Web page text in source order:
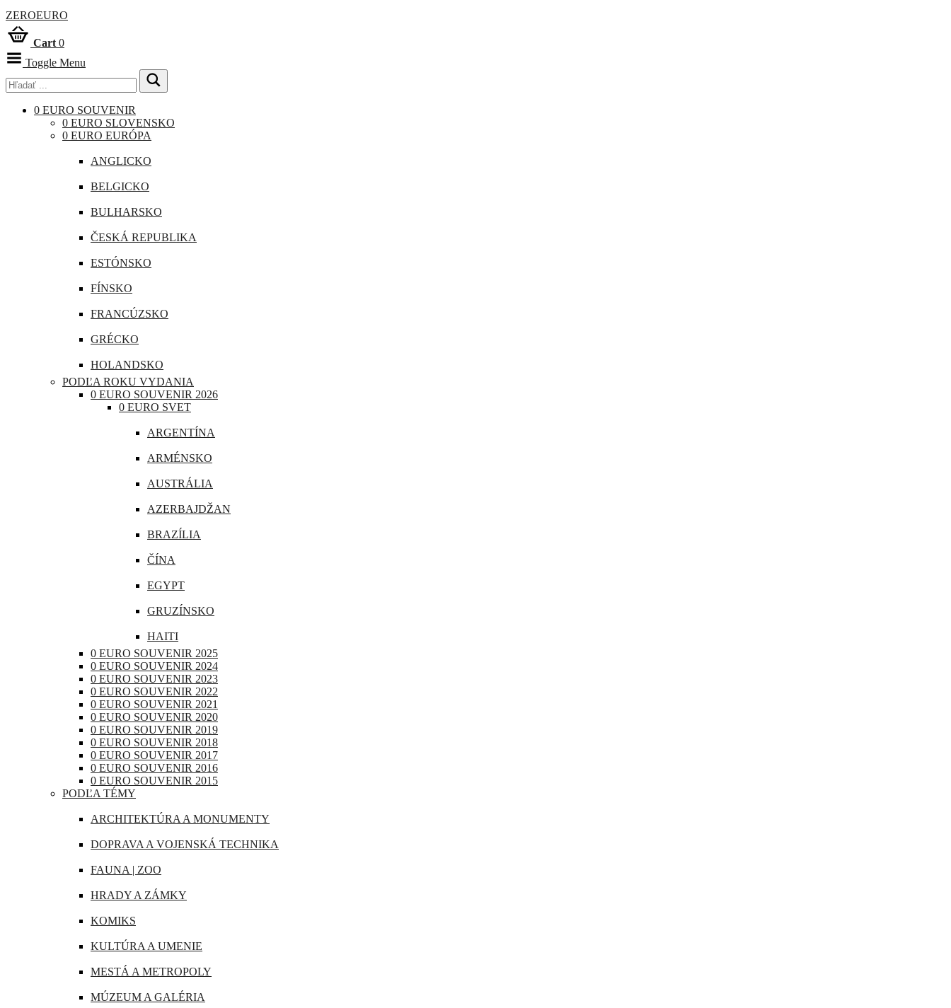
ZEROEURO
Cart 0
Toggle Menu
0 EURO SOUVENIR
0 EURO SLOVENSKO
0 EURO EURÓPA
ANGLICKO
BELGICKO
BULHARSKO
ČESKÁ REPUBLIKA
ESTÓNSKO
FÍNSKO
FRANCÚZSKO
GRÉCKO
HOLANDSKO
CHORVÁTSKO
ÍRSKO
LOTYŠSKO
LUXEMBURSKO
MAĎARSKO
NEMECKO
PORTUGALSKO
RAKÚSKO
RUMUNSKO
RUSKO
SAN MARÍNO
SLOVINSKO
ŠPANIELSKO
ŠVAJČIARSKO
ŠVÉDSKO
TALIANSKO
VATIKÁN
PODĽA ROKU VYDANIA
0 EURO SOUVENIR 2026
0 EURO SVET
ARGENTÍNA
ARMÉNSKO
AUSTRÁLIA
AZERBAJDŽAN
BRAZÍLIA
ČÍNA
EGYPT
GRUZÍNSKO
HAITI
INDIA
INDONÉZIA
IRAK
JAPONSKO
KANADA
KATAR
KUBA
LIBANON
MAROKO
MAURÍCIUS
MJANMARSKO
OMÁN
PERU
0 EURO SOUVENIR 2025
0 EURO SOUVENIR 2024
0 EURO SOUVENIR 2023
0 EURO SOUVENIR 2022
0 EURO SOUVENIR 2021
0 EURO SOUVENIR 2020
0 EURO SOUVENIR 2019
0 EURO SOUVENIR 2018
0 EURO SOUVENIR 2017
0 EURO SOUVENIR 2016
0 EURO SOUVENIR 2015
PODĽA TÉMY
ARCHITEKTÚRA A MONUMENTY
DOPRAVA A VOJENSKÁ TECHNIKA
FAUNA | ZOO
HRADY A ZÁMKY
KOMIKS
KULTÚRA A UMENIE
MESTÁ A METROPOLY
MÚZEUM A GALÉRIA